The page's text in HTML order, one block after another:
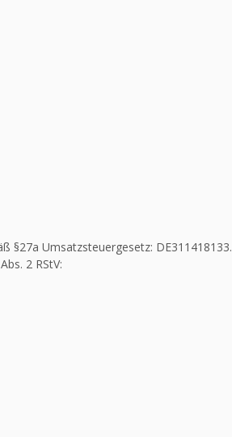
§27a Umsatzsteuergesetz: DE311418133.
2 RStV: